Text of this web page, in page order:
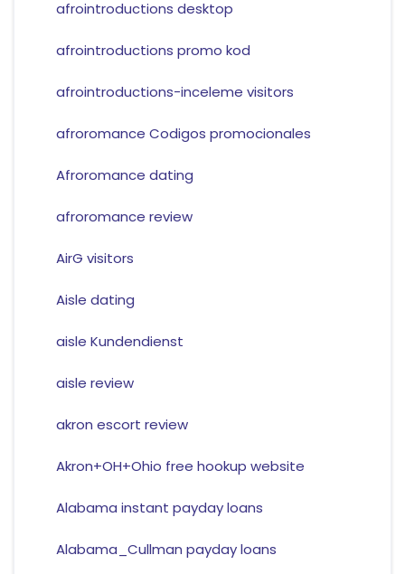
afrointroductions desktop
afrointroductions promo kod
afrointroductions-inceleme visitors
afroromance Codigos promocionales
Afroromance dating
afroromance review
AirG visitors
Aisle dating
aisle Kundendienst
aisle review
akron escort review
Akron+OH+Ohio free hookup website
Alabama instant payday loans
Alabama_Cullman payday loans